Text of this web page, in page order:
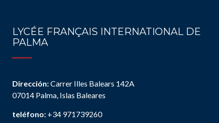
LYCÉE FRANÇAIS INTERNATIONAL DE
PALMA
Dirección:Carrer Illes Balears 142A
07014 Palma, Islas Baleares
teléfono: +34 971739260